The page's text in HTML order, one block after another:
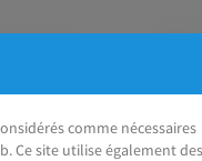
comme nécessaires
Ce site utilise également des